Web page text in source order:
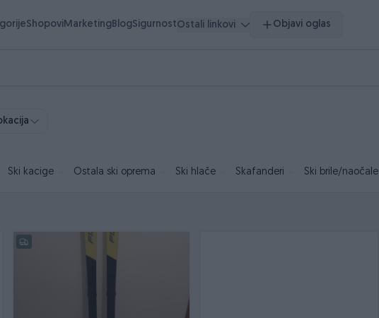
ShopoviMarketingBlogSigurnostOstali linkovi Objavi oglas
Ski kacige Ostala ski oprema Ski hlače Skafanderi Ski brile/naočale